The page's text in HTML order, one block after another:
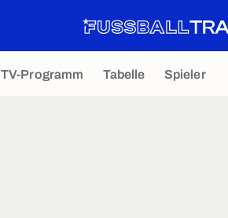
TV-Programm Tabelle Spieler